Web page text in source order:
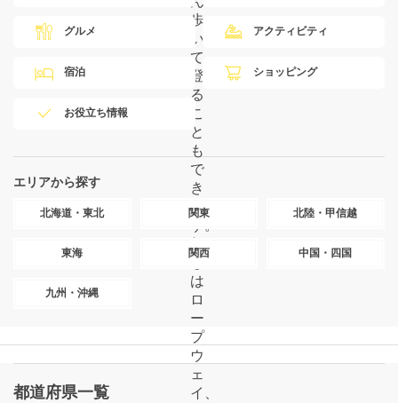
歩
い
て
登
る
こ
と
も
で
き
ま
す。
行
き
は
ロ
ー
プ
ウ
ェ
イ、
グルメ アクティビティ
宿泊 ショッピング
お役立ち情報
エリアから探す
北海道・東北 関東 北陸・甲信越
東海 関西 中国・四国
九州・沖縄
都道府県一覧